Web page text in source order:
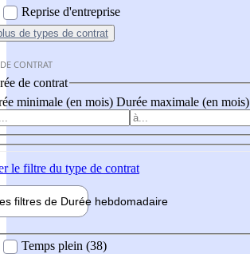
Reprise d'entreprise
de types de contrat
CONTRAT
de contrat
minimale (en mois) Durée maximale (en mois)
le filtre du type de contrat
filtres de Durée hebdomadaire
Temps plein (38)